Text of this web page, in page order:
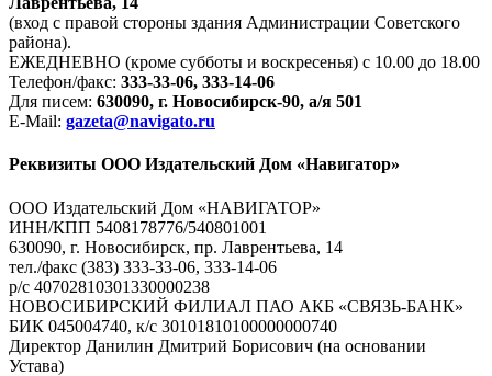
(вход с правой стороны здания Администрации Советского
района).
ЕЖЕДНЕВНО (кроме субботы и воскресенья) с 10.00 до 18.00
Телефон/факс: 333-33-06, 333-14-06
Для писем: 630090, г. Новосибирск-90, а/я 501
E-Mail: gazeta@navigato.ru
Реквизиты ООО Издательский Дом «Навигатор»
ООО Издательский Дом «НАВИГАТОР»
ИНН/КПП 5408178776/540801001
630090, г. Новосибирск, пр. Лаврентьева, 14
тел./факс (383) 333-33-06, 333-14-06
р/с 40702810301330000238
НОВОСИБИРСКИЙ ФИЛИАЛ ПАО АКБ «СВЯЗЬ-БАНК»
БИК 045004740, к/с 30101810100000000740
Директор Данилин Дмитрий Борисович (на основании
Устава)